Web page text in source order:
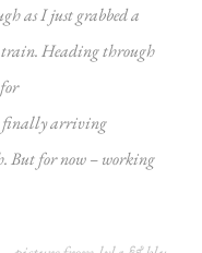
as I just grabbed a
train. Heading through
finally arriving
But for now – working